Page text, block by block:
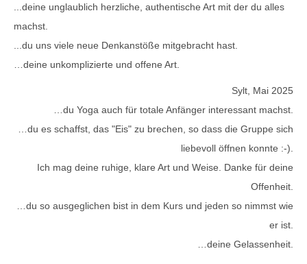
...deine unglaublich herzliche, authentische Art mit der du alles
machst.
...du uns viele neue Denkanstöße mitgebracht hast.
…deine unkomplizierte und offene Art.
Sylt, Mai 2025
…du Yoga auch für totale Anfänger interessant machst.
…du es schaffst, das "Eis" zu brechen, so dass die Gruppe sich
liebevoll öffnen konnte :-).
Ich mag deine ruhige, klare Art und Weise. Danke für deine
Offenheit.
…du so ausgeglichen bist in dem Kurs und jeden so nimmst wie
er ist.
…deine Gelassenheit.